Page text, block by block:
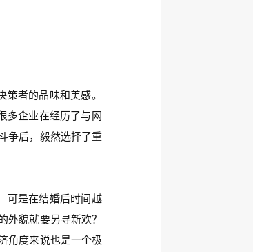
者的品味和美感。
多企业在经历了与网
争后，毅然选择了重
可是在结婚后时间越
外貌就要另寻新欢？
角度来说也是一个极